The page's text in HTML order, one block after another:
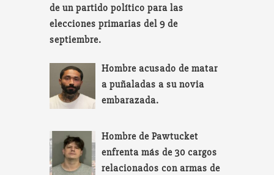
de un partido político para las
elecciones primarias del 9 de
septiembre.
Hombre acusado de matar
a puñaladas a su novia
embarazada.
Hombre de Pawtucket
enfrenta más de 30 cargos
relacionados con armas de